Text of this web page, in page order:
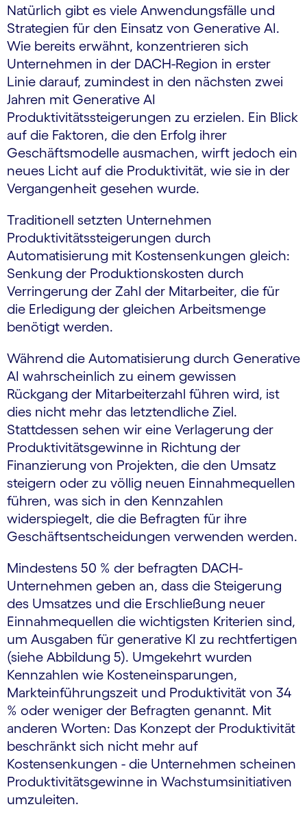
Natürlich gibt es viele Anwendungsfälle und
Strategien für den Einsatz von Generative AI.
Wie bereits erwähnt, konzentrieren sich
Unternehmen in der DACH-Region in erster
Linie darauf, zumindest in den nächsten zwei
Jahren mit Generative AI
Produktivitätssteigerungen zu erzielen. Ein Blick
auf die Faktoren, die den Erfolg ihrer
Geschäftsmodelle ausmachen, wirft jedoch ein
neues Licht auf die Produktivität, wie sie in der
Vergangenheit gesehen wurde.
Traditionell setzten Unternehmen
Produktivitätssteigerungen durch
Automatisierung mit Kostensenkungen gleich:
Senkung der Produktionskosten durch
Verringerung der Zahl der Mitarbeiter, die für
die Erledigung der gleichen Arbeitsmenge
benötigt werden.
Während die Automatisierung durch Generative
AI wahrscheinlich zu einem gewissen
Rückgang der Mitarbeiterzahl führen wird, ist
dies nicht mehr das letztendliche Ziel.
Stattdessen sehen wir eine Verlagerung der
Produktivitätsgewinne in Richtung der
Finanzierung von Projekten, die den Umsatz
steigern oder zu völlig neuen Einnahmequellen
führen, was sich in den Kennzahlen
widerspiegelt, die die Befragten für ihre
Geschäftsentscheidungen verwenden werden.
Mindestens 50 % der befragten DACH-
Unternehmen geben an, dass die Steigerung
des Umsatzes und die Erschließung neuer
Einnahmequellen die wichtigsten Kriterien sind,
um Ausgaben für generative KI zu rechtfertigen
(siehe Abbildung 5). Umgekehrt wurden
Kennzahlen wie Kosteneinsparungen,
Markteinführungszeit und Produktivität von 34
% oder weniger der Befragten genannt. Mit
anderen Worten: Das Konzept der Produktivität
beschränkt sich nicht mehr auf
Kostensenkungen - die Unternehmen scheinen
Produktivitätsgewinne in Wachstumsinitiativen
umzuleiten.